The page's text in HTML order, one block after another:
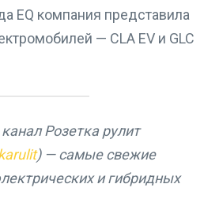
EQ компания представила
— CLA EV и GLC
Розетка рулит
) — самые свежие
и гибридных